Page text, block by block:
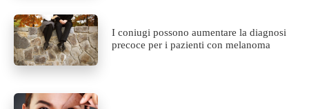
I coniugi possono aumentare la diagnosi
precoce per i pazienti con melanoma